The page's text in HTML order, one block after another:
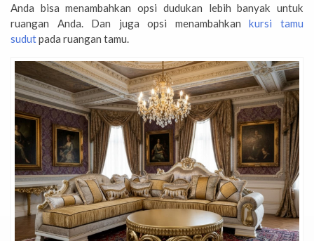
Anda bisa menambahkan opsi dudukan lebih banyak untuk
ruangan Anda. Dan juga opsi menambahkankursi tamu
sudutpada ruangan tamu.